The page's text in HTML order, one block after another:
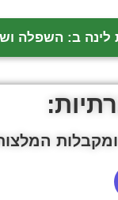
לינה ב: השפלה